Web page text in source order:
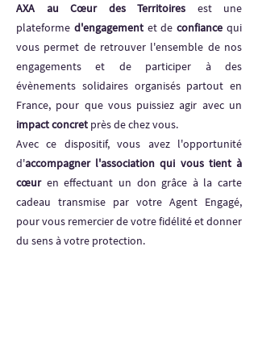
AXA au Cœur des Territoires est une
plateforme d'engagementet deconfiance qui
vous permet de retrouver l'ensemble de nos
engagements et de participer à des
évènements solidaires organisés partout en
France, pour que vous puissiez agir avec un
impact concret près de chez vous.
Avec ce dispositif, vous avez l'opportunité
d'accompagner l'association qui vous tient à
cœuren effectuant un don grâce à la carte
cadeau transmise par votre Agent Engagé,
pour vous remercier de votre fidélité et donner
du sens à votre protection.